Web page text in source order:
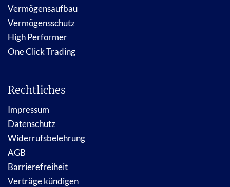
Vermögensaufbau
Vermögensschutz
High Performer
One Click Trading
Rechtliches
Impressum
Datenschutz
Widerrufsbelehrung
AGB
Barrierefreiheit
Verträge kündigen